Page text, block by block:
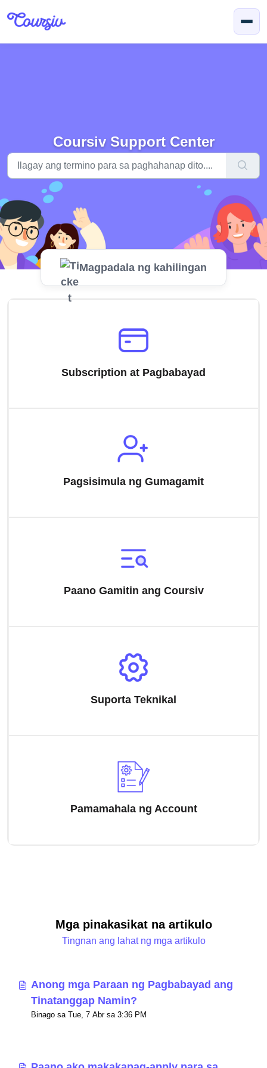
Coursiv Support Center
Magpadala ng kahilingan
Subscription at Pagbabayad
Pagsisimula ng Gumagamit
Paano Gamitin ang Coursiv
Suporta Teknikal
Pamamahala ng Account
Mga pinakasikat na artikulo
Tingnan ang lahat ng mga artikulo
Anong mga Paraan ng Pagbabayad ang
Tinatanggap Namin?
Binago sa Tue, 7 Abr sa 3:36 PM